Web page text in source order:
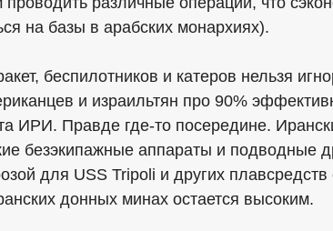
на базы в арабских монархиях).
беспилотников и катеров нельзя
и израильтян про 90%
ИРИ. Правде где-то посередине.
безэкипажные аппараты и подводные
для USS Tripoli и других плавсредств
донных минах остается высоким.